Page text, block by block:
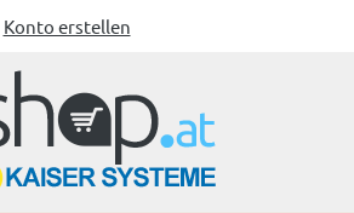
Konto erstellen